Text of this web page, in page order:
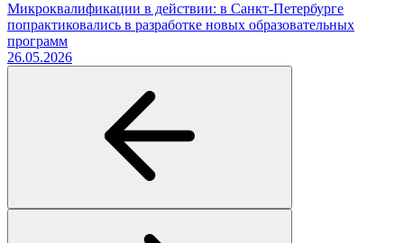
Микроквалификации в действии: в Санкт-Петербурге
попрактиковались в разработке новых образовательных
программ
26.05.2026